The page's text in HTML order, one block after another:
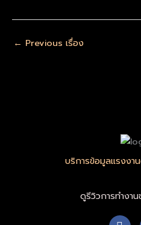
← Previous เรื่อง
บริการข้อมูลแรงงา
ดูรีวิวการทำงา
F